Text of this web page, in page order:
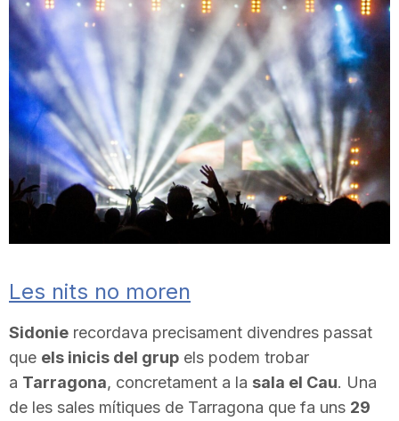
T
a
r
g
o
Les nits no moren
Sidonie recordava precisament divendres passat
que els inicis del grup els podem trobar
a Tarragona, concretament a la sala el Cau. Una
de les sales mítiques de Tarragona que fa uns 29